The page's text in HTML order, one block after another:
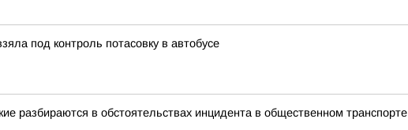
под контроль потасовку в автобусе
разбираются в обстоятельствах инцидента в общественном транспорте